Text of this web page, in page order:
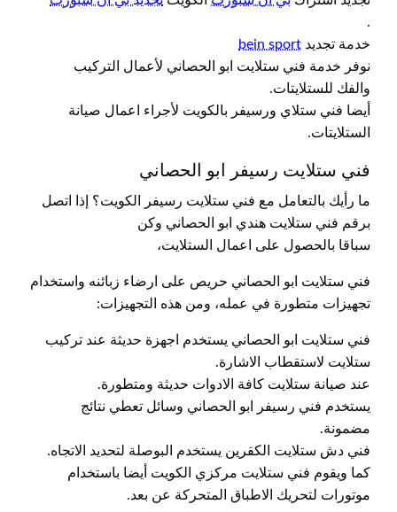
.
خدمة تجديد bein sport
نوفر خدمة فني ستلايت ابو الحصاني لأعمال التركيب
والفك للستلايتات.
أيضا فني ستلاي ورسيفر بالكويت لأجراء اعمال صيانة
الستلايتات.
فني ستلايت رسيفر ابو الحصاني
ما رأيك بالتعامل مع فني ستلايت رسيفر الكويت؟ إذا اتصل
برقم فني ستلايت هندي ابو الحصاني وكن
سباقا بالحصول على اعمال الستلايت،
فني ستلايت ابو الحصاني حريص على ارضاء زبائنه واستخدام
تجهيزات متطورة في عمله، ومن هذه التجهيزات:
فني ستلايت ابو الحصاني يستخدم اجهزة حديثة عند تركيب
ستلايت لاستقطاب الاشارة.
عند صيانة ستلايت كافة الادوات حديثة ومتطورة.
يستخدم فني رسيفر ابو الحصاني وسائل تعطي نتائج
مضمونة.
فني دش ستلايت الكقرين يستخدم البوصلة لتحديد الاتجاه.
كما ويقوم فني ستلايت مركزي الكويت أيضا باستخدام
موتورات لتحريك الاطباق المتحركة عن بعد.